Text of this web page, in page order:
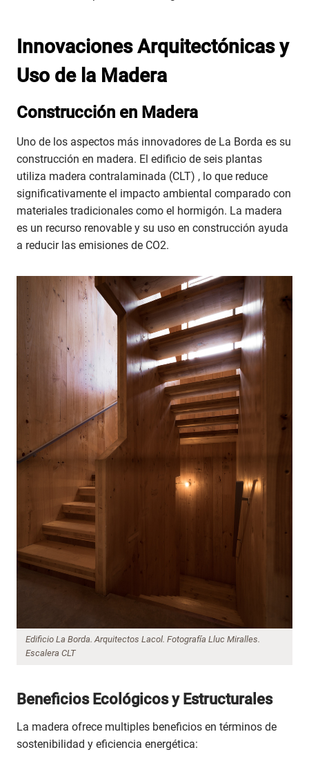
Innovaciones Arquitectónicas y
Uso de la Madera
Construcción en Madera
Uno de los aspectos más innovadores de La Borda es su
construcción en madera. El edificio de seis plantas
utiliza madera contralaminada (CLT) , lo que reduce
significativamente el impacto ambiental comparado con
materiales tradicionales como el hormigón. La madera
es un recurso renovable y su uso en construcción ayuda
a reducir las emisiones de CO2.
Edificio La Borda. Arquitectos Lacol. Fotografía Lluc Miralles.
Escalera CLT
Beneficios Ecológicos y Estructurales
La madera ofrece multiples beneficios en términos de
sostenibilidad y eficiencia energética: